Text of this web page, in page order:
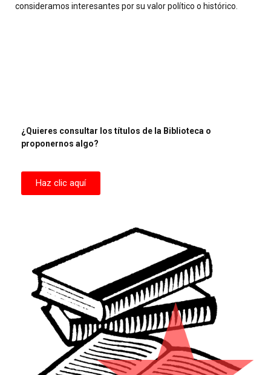
consideramos interesantes por su valor político o histórico.
¿Quieres consultar los títulos de la Biblioteca o
proponernos algo?
Haz clic aquí